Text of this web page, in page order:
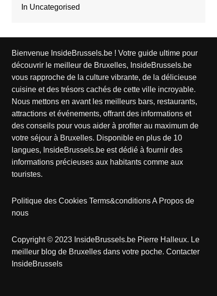
In Uncategorised
Bienvenue InsideBrussels.be ! Votre guide ultime pour
découvrir le meilleur de Bruxelles, InsideBrussels.be
vous rapproche de la culture vibrante, de la délicieuse
cuisine et des trésors cachés de cette ville incroyable.
Nous mettons en avant les meilleurs bars, restaurants,
attractions et événements, offrant des informations et
des conseils pour vous aider à profiter au maximum de
votre séjour à Bruxelles. Disponible en plus de 10
langues, InsideBrussels.be est dédié à fournir des
informations précieuses aux habitants comme aux
touristes.
Politique des Cookies Terms&conditionsA Propos de
nous
Copyright © 2023 InsideBrussels.be Pierre Halleux. Le
meilleur blog de Bruxelles dans votre poche. Contacter
InsideBrussels